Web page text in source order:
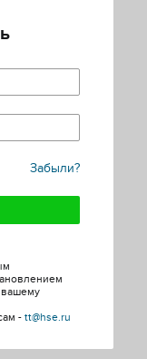
Забыли?
вашему
- tt@hse.ru